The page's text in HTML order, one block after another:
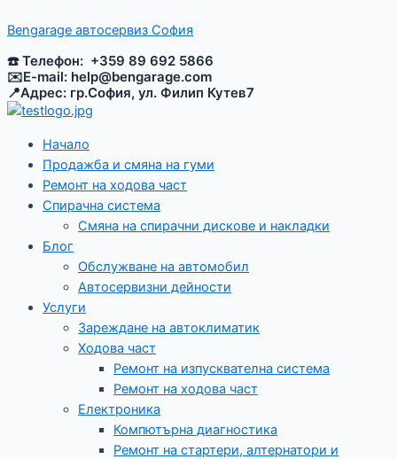
to
Bengarage aвтосервиз София
☎️ Телефон: +359 89 692 5866
✉️E-mail: help@bengarage.com
📍Адрес: гр.София, ул. Филип Кутев7
Начало
Продажба и смяна на гуми
Ремонт на ходова част
Спирачна система
Смяна на спирачни дискове и накладки
Блог
Обслужване на автомобил
Автосервизни дейности
Услуги
Зареждане на автоклиматик
Ходова част
Ремонт на изпусквателна система
Ремонт на ходова част
Електроника
Компютърна диагностика
Ремонт на стартери, алтернатори и